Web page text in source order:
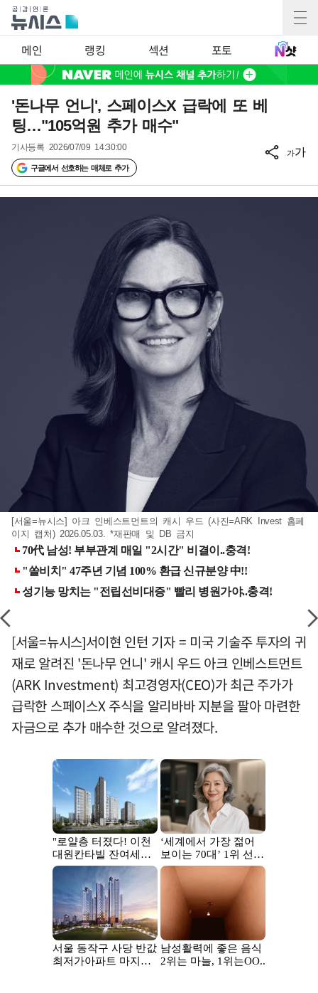
메인 랭킹 섹션 포토
'돈나무 언니', 스페이스X 급락에 또 베
팅…"105억원 추가 매수"
기사등록 2026/07/09 14:30:00
구글에서 선호하는 매체로 추가
가가
[서울=뉴시스] 아크 인베스트먼트의 캐시 우드 (사진=ARK Invest 홈페
이지 캡처) 2026.05.03. *재판매 및 DB 금지
[서울=뉴시스]서이현 인턴 기자 = 미국 기술주 투자의 귀
재로 알려진 '돈나무 언니' 캐시 우드 아크 인베스트먼트
(ARK Investment) 최고경영자(CEO)가 최근 주가가
급락한 스페이스X 주식을 알리바바 지분을 팔아 마련한
자금으로 추가 매수한 것으로 알려졌다.